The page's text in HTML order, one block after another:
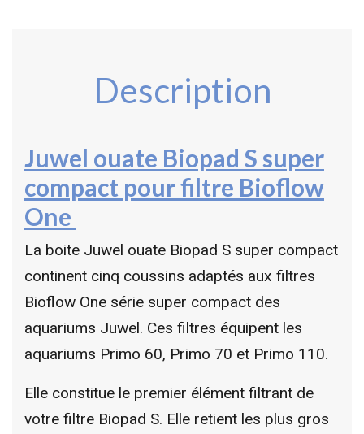
Description
Juwel ouate Biopad S super
compact pour filtre Bioflow
One
La boite Juwel ouate Biopad S super compact
continent cinq coussins adaptés aux filtres
Bioflow One série super compact des
aquariums Juwel. Ces filtres équipent les
aquariums Primo 60, Primo 70 et Primo 110.
Elle constitue le premier élément filtrant de
votre filtre Biopad S. Elle retient les plus gros